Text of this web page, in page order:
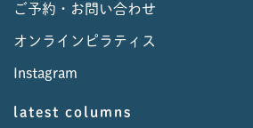
ご予約・お問い合わせ
オンラインピラティス
Instagram
latest columns